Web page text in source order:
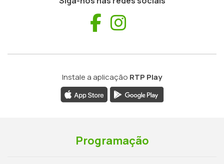
Facebook
Instale a aplicação RTP Play
Programação